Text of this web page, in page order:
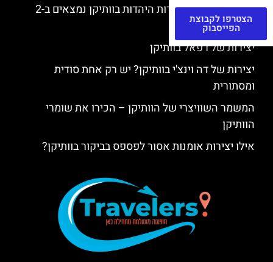
כתב יד ותיקן – אוצרות היהדות בוותיקן נמצאים ב-2
כתבי יד עתיקים
יצירות של רפאל בוותיקן
יצירות של דה וינצ'י בוותיקן? יש רק אחת סודית
ומסתורית
המשמר השוויצרי של הוותיקן – הכירו את שומרי
הוותיקן
אילו יצירות אומנות אסור לפספס בביקור בוותיקן?
הצטרפו לקבוצת
הפייסבוק